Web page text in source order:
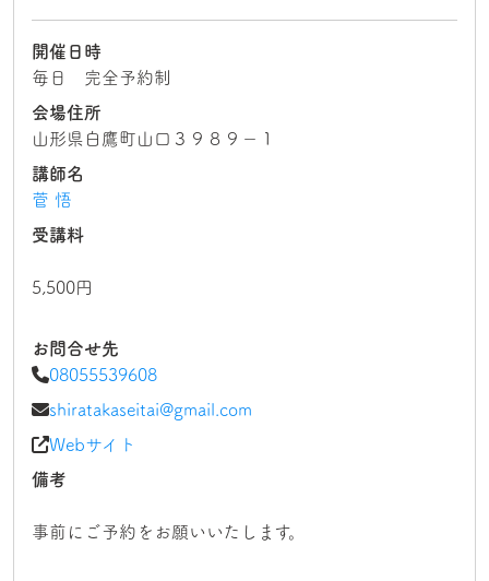
開催日時
毎日 完全予約制
会場住所
山形県白鷹町山口３９８９－１
講師名
菅 悟
受講料
5,500円
お問合せ先
08055539608
shiratakaseitai@gmail.com
Webサイト
備考
事前にご予約をお願いいたします。